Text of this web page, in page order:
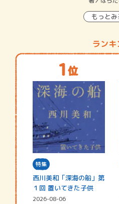
もっとみ
ランキ
特集
西川美和「深海の船」第
１回 置いてきた子供
2026-08-06